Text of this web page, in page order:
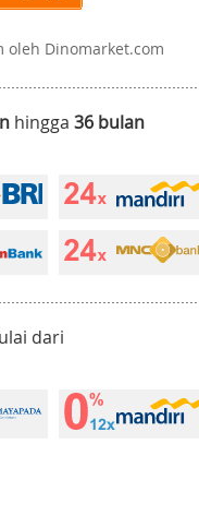
Dinomarket.com
hingga 36 bulan
dari